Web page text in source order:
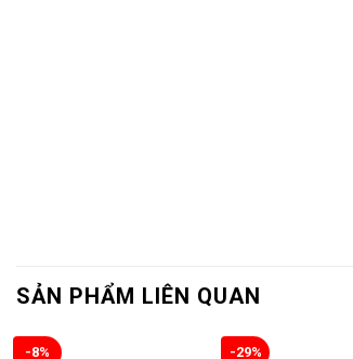
SẢN PHẨM LIÊN QUAN
-8% -29%